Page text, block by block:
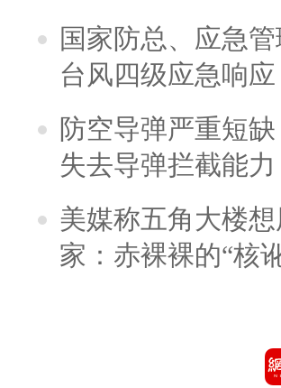
国家防总、应急
台风四级应急响应
防空导弹严重短
失去导弹拦截能力
美媒称五角大楼
家：赤裸裸的“核